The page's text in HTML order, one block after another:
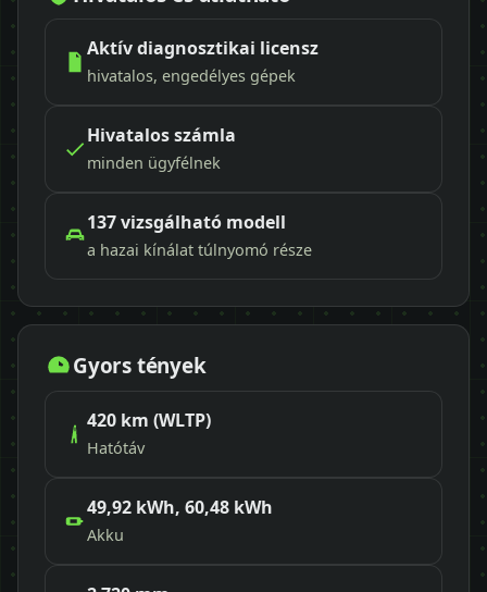
Aktív diagnosztikai licensz
hivatalos, engedélyes gépek
Hivatalos számla
minden ügyfélnek
137 vizsgálható modell
a hazai kínálat túlnyomó része
Gyors tények
420 km (WLTP)
Hatótáv
49,92 kWh, 60,48 kWh
Akku